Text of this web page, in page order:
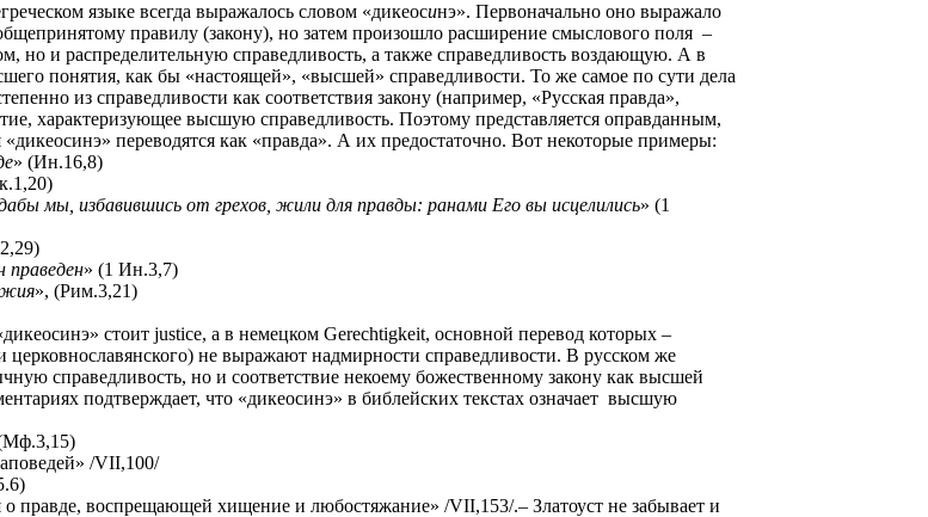
языке всегда выражалось словом «дикеосинэ». Первоначально оно выражало
правилу (закону), но затем произошло расширение смыслового поля –
но и распределительную справедливость, а также справедливость воздающую. А в
понятия, как бы «настоящей», «высшей» справедливости. То же самое по сути дела
из справедливости как соответствия закону (например, «Русская правда»,
характеризующее высшую справедливость. Поэтому представляется оправданным,
«дикеосинэ» переводятся как «правда». А их предостаточно. Вот некоторые примеры:
» (Ин.16,8)
мы, избавившись от грехов, жили для правды: ранами Его вы исцелились» (1
праведен» (1 Ин.3,7)
», (Рим.3,21)
стоит justice, а в немецком Gerechtigkeit, основной перевод которых –
церковнославянского) не выражают надмирности справедливости. В русском же
справедливость, но и соответствие некоему божественному закону как высшей
подтверждает, что «дикеосинэ» в библейских текстах означает высшую
/VII,100/
о правде, воспрещающей хищение и любостяжание» /VII,153/.– Златоуст не забывает и